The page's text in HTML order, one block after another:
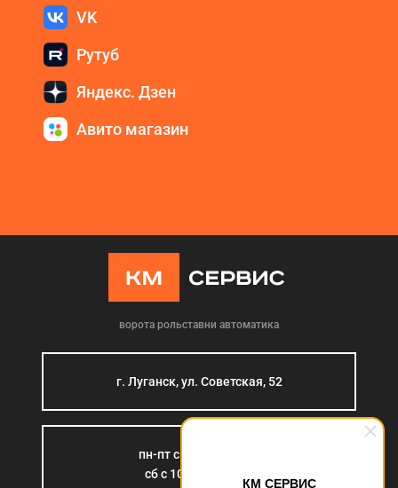
КМ СЕРВИС
VK
Рутуб
Яндекс. Дзен
Авито магазин
ворота рольставни автоматика
г. Луганск, ул. Советская, 52
пн-пт с 9:00 до 18:00
сб с 10:00 до 15:00